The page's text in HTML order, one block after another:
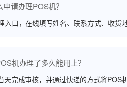
请办理POS机？
入口，在线填写姓名、联系方式、收货
机办理了多久能用上？
天完成审核，并通过快递的方式将